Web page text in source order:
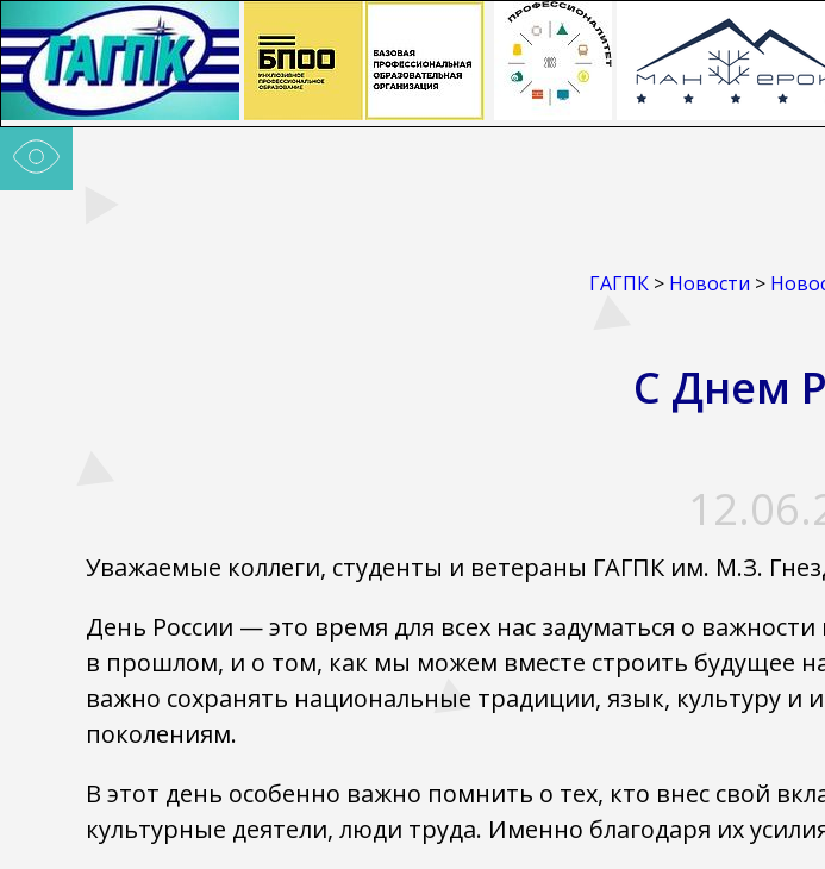
ГАГПК> Новости >
С Днем
Уважаемые коллеги, студенты и ветераны ГАГПК им. М.З.
День России — это время для всех нас задуматься о
в прошлом, и о том, как мы можем вместе строить будущее
важно сохранять национальные традиции, язык, культуру и
поколениям.
В этот день особенно важно помнить о тех, кто внес свой
культурные деятели, люди труда. Именно благодаря их